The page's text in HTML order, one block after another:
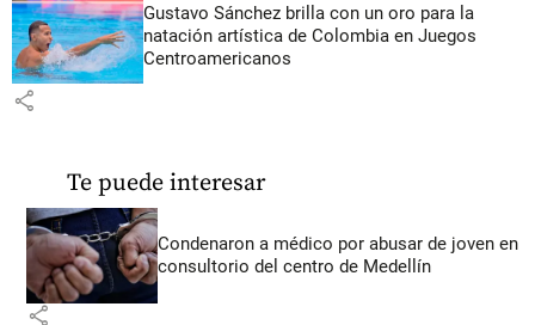
Gustavo Sánchez brilla con un oro para la
natación artística de Colombia en Juegos
Centroamericanos
share
Te puede interesar
Condenaron a médico por abusar de joven en
consultorio del centro de Medellín
share